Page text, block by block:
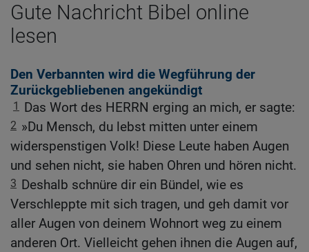
Gute Nachricht Bibel online
lesen
Den Verbannten wird die Wegführung der
Zurückgebliebenen angekündigt
1 Das Wort des HERRN erging an mich, er sagte:
2 »Du Mensch, du lebst mitten unter einem
widerspenstigen Volk! Diese Leute haben Augen
und sehen nicht, sie haben Ohren und hören nicht.
3 Deshalb schnüre dir ein Bündel, wie es
Verschleppte mit sich tragen, und geh damit vor
aller Augen von deinem Wohnort weg zu einem
anderen Ort. Vielleicht gehen ihnen die Augen auf,